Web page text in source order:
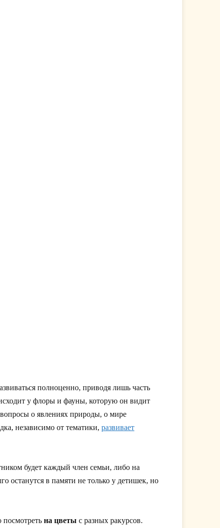
полноценно, приводя лишь часть
у флоры и фауны, которую он видит
о явлениях природы, о мире
независимо от тематики, развивает
будет каждый член семьи, либо на
останутся в памяти не только у детишек, но
посмотреть на цветы с разных ракурсов.